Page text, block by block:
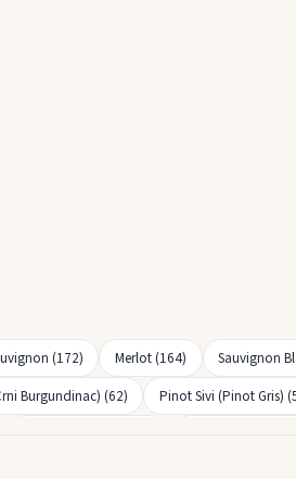
(172) Merlot (164) Sauvignon
Burgundinac) (62) Pinot Sivi (Pinot Gris)